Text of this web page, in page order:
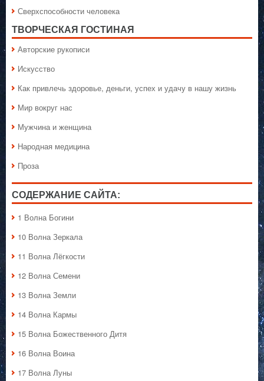
Сверхспособности человека
ТВОРЧЕСКАЯ ГОСТИНАЯ
Авторские рукописи
Искусство
Как привлечь здоровье, деньги, успех и удачу в нашу жизнь
Мир вокруг нас
Мужчина и женщина
Народная медицина
Проза
СОДЕРЖАНИЕ САЙТА:
1 Волна Богини
10 Волна Зеркала
11 Волна Лёгкости
12 Волна Семени
13 Волна Земли
14 Волна Кармы
15 Волна Божественного Дитя
16 Волна Воина
17 Волна Луны